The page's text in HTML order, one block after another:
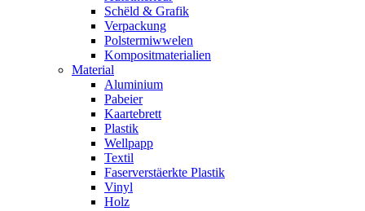
Schëld & Grafik
Verpackung
Polstermiwwelen
Kompositmaterialien
Material
Aluminium
Pabeier
Kaartebrett
Plastik
Wellpapp
Textil
Faserverstäerkte Plastik
Vinyl
Holz